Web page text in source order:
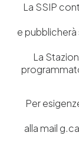
Istituita a Napoli
La SSIP
e
La
Per
alla mail